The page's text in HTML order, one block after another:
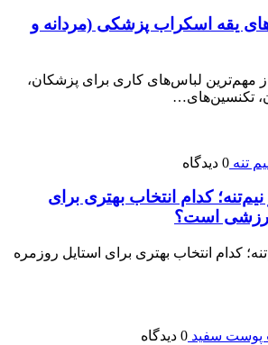
یقه اسکراب پزشکی (مردانه و
مهم‌ترین لباس‌های کاری برای پزشکان،
تکنسین‌های…
0 دیدگاه
کدام انتخاب بهتری برای
ورزشی است؟
کدام انتخاب بهتری برای استایل روزمره
0 دیدگاه